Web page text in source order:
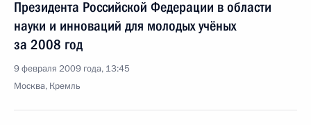
Президента Российской Федерации в области
науки и инноваций для молодых учёных
за 2008 год
9 февраля 2009 года, 13:45
Москва, Кремль